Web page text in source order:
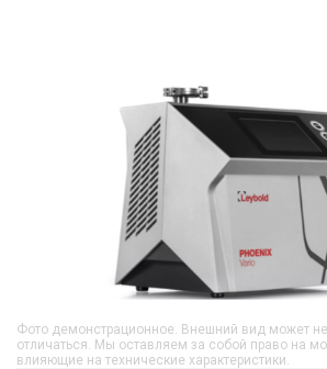
Фото демонстрационное. Внешний вид может
отличаться. Мы оставляем за собой право на
влияющие на технические характеристики.